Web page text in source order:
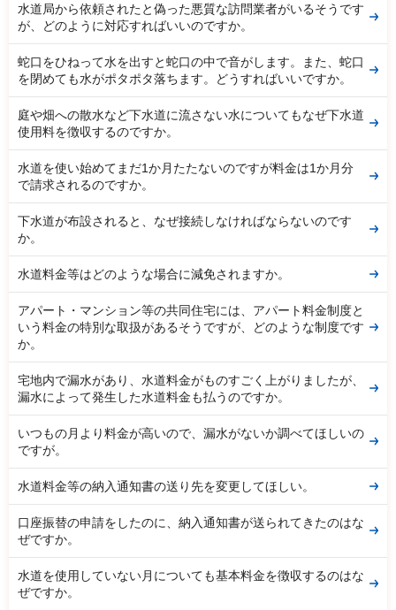
水道局から依頼されたと偽った悪質な訪問業者がいるそうです
が、どのように対応すればいいのですか。
蛇口をひねって水を出すと蛇口の中で音がします。また、蛇口
を閉めても水がポタポタ落ちます。どうすればいいですか。
庭や畑への散水など下水道に流さない水についてもなぜ下水道
使用料を徴収するのですか。
水道を使い始めてまだ1か月たたないのですが料金は1か月分
で請求されるのですか。
下水道が布設されると、なぜ接続しなければならないのです
か。
水道料金等はどのような場合に減免されますか。
アパート・マンション等の共同住宅には、アパート料金制度と
いう料金の特別な取扱があるそうですが、どのような制度です
か。
宅地内で漏水があり、水道料金がものすごく上がりましたが、
漏水によって発生した水道料金も払うのですか。
いつもの月より料金が高いので、漏水がないか調べてほしいの
ですが。
水道料金等の納入通知書の送り先を変更してほしい。
口座振替の申請をしたのに、納入通知書が送られてきたのはな
ぜですか。
水道を使用していない月についても基本料金を徴収するのはな
ぜですか。